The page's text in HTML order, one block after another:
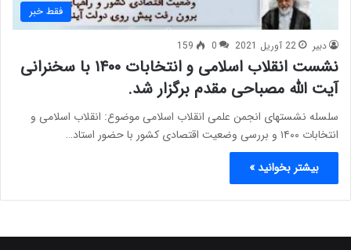
فقط خبر
دبیر 22 آوریل 2021 0
159
نشست انقلاب اسلامی و انتخابات ۱۴۰۰ با سخنرانی
آیت الله مصباحی مقدم برگزار شد.
سلسله نشستهای انجمن علمی انقلاب اسلامی موضوع: انقلاب اسلامی و
انتخابات ۱۴۰۰ و بررسی وضعیت اقتصادی کشور با حضور استاد…
بیشتر بخوانید »